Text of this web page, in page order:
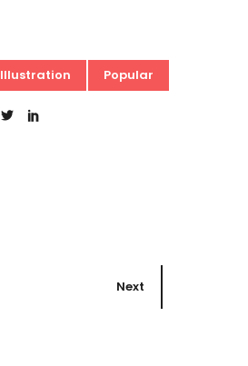
Illustration Popular
Next